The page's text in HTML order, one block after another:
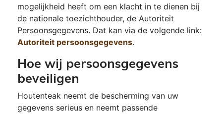
mogelijkheid heeft om een klacht in te dienen bij
de nationale toezichthouder, de Autoriteit
Persoonsgegevens. Dat kan via de volgende link:
Autoriteit persoonsgegevens.
Hoe wij persoonsgegevens
beveiligen
Houtenteak neemt de bescherming van uw
gegevens serieus en neemt passende